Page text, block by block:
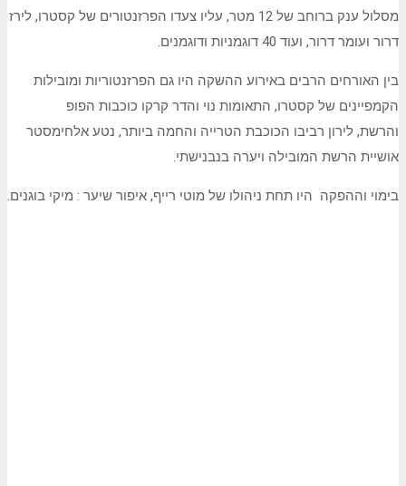
מסלול ענק ברוחב של 12 מטר, עליו צעדו הפרזנטורים של קסטרו, לירז
דרור ועומר דרור, ועוד 40 דוגמניות ודוגמנים.
בין האורחים הרבים באירוע ההשקה היו גם הפרזנטוריות ומובילות
הקמפיינים של קסטרו, התאומות נוי והדר קרקו כוכבות הפופ
והרשת, לירון רביבו הכוכבת הטרייה והחמה ביותר, נטע אלחימסטר
אושיית הרשת המובילה ויערה בנבנישתי.
בימוי וההפקה היו תחת ניהולו של מוטי רייף, איפור שיער : מיקי בוגנים.